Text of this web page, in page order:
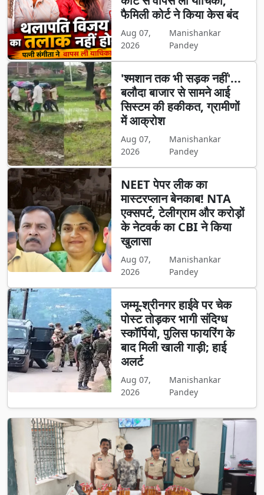
फैमिली कोर्ट ने किया केस बंद
Aug 07,
2026
Manishankar
Pandey
'श्मशान तक भी सड़क नहीं'...
बलौदा बाजार से सामने आई
सिस्टम की हकीकत, ग्रामीणों
में आक्रोश
Aug 07,
2026
Manishankar
Pandey
NEET पेपर लीक का
मास्टरप्लान बेनकाब! NTA
एक्सपर्ट, टेलीग्राम और करोड़ों
के नेटवर्क का CBI ने किया
खुलासा
Aug 07,
2026
Manishankar
Pandey
जम्मू-श्रीनगर हाईवे पर चेक
पोस्ट तोड़कर भागी संदिग्ध
स्कॉर्पियो, पुलिस फायरिंग के
बाद मिली खाली गाड़ी; हाई
अलर्ट
Aug 07,
2026
Manishankar
Pandey